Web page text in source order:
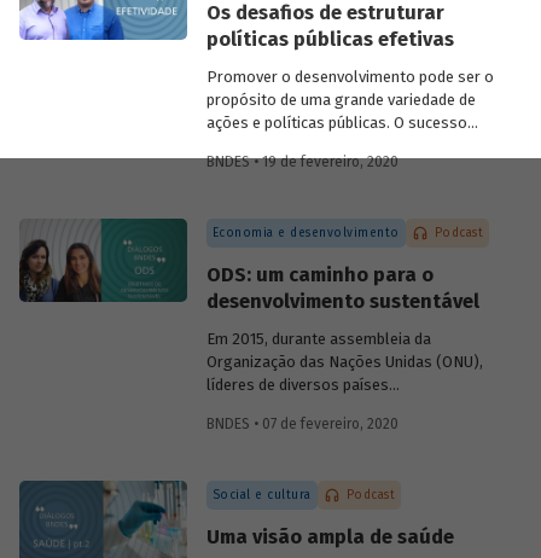
rever ou ajustar as iniciativas. Eles
discutem ainda quais são as tendências
do tema para os próximos anos.
Os desafios de estruturar
políticas públicas efetivas
Promover o desenvolvimento pode ser o
propósito de uma grande variedade de
ações e políticas públicas. O sucesso
Alcançar o(s) objetivo(s) almejado(s)
monitorar e avaliar um conjunto de
foram alcançadas e, se necessário,
corrigir rumos.
BNDES • 19 de fevereiro, 2020
Economia e desenvolvimento Podcast
ODS: um caminho para o
desenvolvimento sustentável
Em 2015, durante assembleia da
Organização das Nações Unidas (ONU),
líderes de diversos países
comum em prol do desenvolvimento
Sustentável, os ODS. No sexto episódio
, Marta
Bandeira de Freitas (BNDES) e Tatiana
BNDES • 07 de fevereiro, 2020
Social e cultura Podcast
Uma visão ampla de saúde